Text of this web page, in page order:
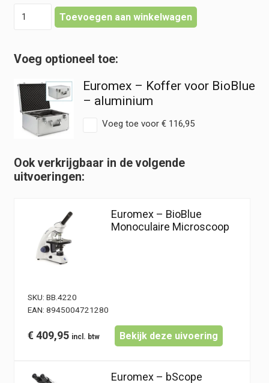
Microscoop
Toevoegen aan winkelwagen
Euromex – Koffer voor BioBlue
– aluminium
Voeg toe voor €116,95
Ook verkrijgbaar in de volgende
uitvoeringen:
Euromex – BioBlue
Monoculaire Microscoop
SKU: BB.4220
EAN: 8945004721280
€409,95 Bekijk deze uivoering
Euromex – bScope